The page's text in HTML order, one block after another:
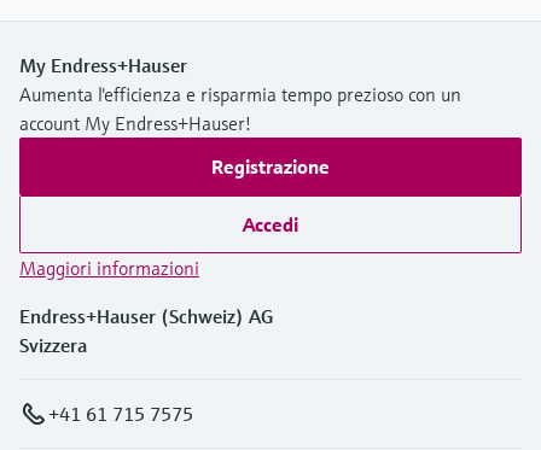
My Endress+Hauser
Aumenta l'efficienza e risparmia tempo prezioso con un
account My Endress+Hauser!
Registrazione
Accedi
Maggiori informazioni
Endress+Hauser (Schweiz) AG
Svizzera
+41 61 715 7575